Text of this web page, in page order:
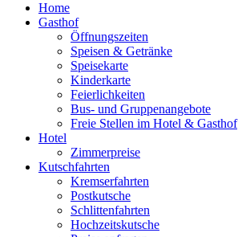
Home
Gasthof
Öffnungszeiten
Speisen & Getränke
Speisekarte
Kinderkarte
Feierlichkeiten
Bus- und Gruppenangebote
Freie Stellen im Hotel & Gasthof
Hotel
Zimmerpreise
Kutschfahrten
Kremserfahrten
Postkutsche
Schlittenfahrten
Hochzeitskutsche